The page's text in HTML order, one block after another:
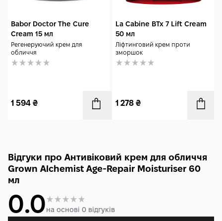
Babor Doctor The Cure
Cream 15 мл
Регенеруючий крем для
обличчя
1 594 ₴
La Cabine BTx 7 Lift Cream
50 мл
Ліфтинговий крем проти
зморшок
1 278 ₴
Відгуки про Антивіковий крем для обличчя
Grown Alchemist Age-Repair Moisturiser 60
мл
0.0на основі 0 відгуків